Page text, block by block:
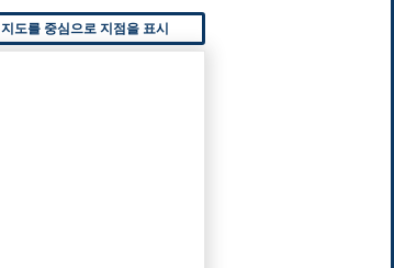
지도를 중심으로 지점을 표시